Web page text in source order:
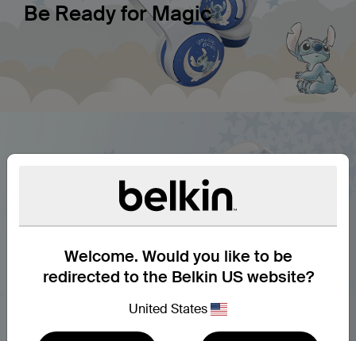
Welcome. Would you like to be
redirected to the Belkin US website?
United States
Be Ready for Magic